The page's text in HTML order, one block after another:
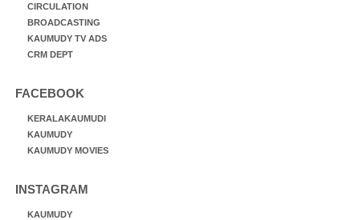
CIRCULATION
BROADCASTING
KAUMUDY TV ADS
CRM DEPT
FACEBOOK
KERALAKAUMUDI
KAUMUDY
KAUMUDY MOVIES
INSTAGRAM
KAUMUDY